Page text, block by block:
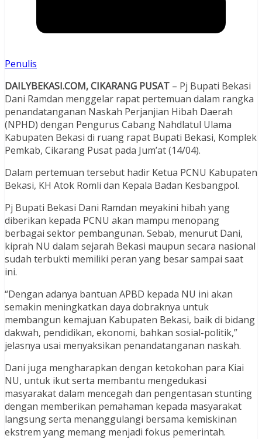
Penulis
DAILYBEKASI.COM, CIKARANG PUSAT – Pj Bupati Bekasi
Dani Ramdan menggelar rapat pertemuan dalam rangka
penandatanganan Naskah Perjanjian Hibah Daerah
(NPHD) dengan Pengurus Cabang Nahdlatul Ulama
Kabupaten Bekasi di ruang rapat Bupati Bekasi, Komplek
Pemkab, Cikarang Pusat pada Jum’at (14/04).
Dalam pertemuan tersebut hadir Ketua PCNU Kabupaten
Bekasi, KH Atok Romli dan Kepala Badan Kesbangpol.
Pj Bupati Bekasi Dani Ramdan meyakini hibah yang
diberikan kepada PCNU akan mampu menopang
berbagai sektor pembangunan. Sebab, menurut Dani,
kiprah NU dalam sejarah Bekasi maupun secara nasional
sudah terbukti memiliki peran yang besar sampai saat
ini.
“Dengan adanya bantuan APBD kepada NU ini akan
semakin meningkatkan daya dobraknya untuk
membangun kemajuan Kabupaten Bekasi, baik di bidang
dakwah, pendidikan, ekonomi, bahkan sosial-politik,”
jelasnya usai menyaksikan penandatanganan naskah.
Dani juga mengharapkan dengan ketokohan para Kiai
NU, untuk ikut serta membantu mengedukasi
masyarakat dalam mencegah dan pengentasan stunting
dengan memberikan pemahaman kepada masyarakat
langsung serta menanggulangi bersama kemiskinan
ekstrem yang memang menjadi fokus pemerintah.